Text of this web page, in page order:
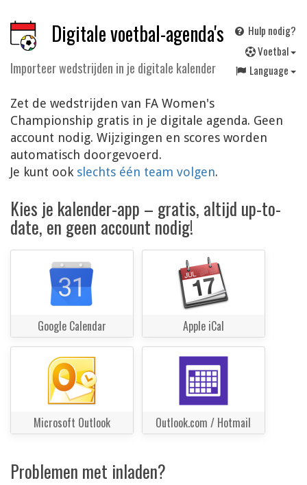
Digitale voetbal-agenda's
Importeer wedstrijden in je digitale kalender
Hulp nodig?
Voetbal
Language
Zet de wedstrijden van FA Women's
Championship gratis in je digitale agenda. Geen
account nodig. Wijzigingen en scores worden
automatisch doorgevoerd.
Je kunt ook slechts één team volgen.
Kies je kalender-app – gratis, altijd up-to-
date, en geen account nodig!
Google Calendar Apple iCal
Microsoft Outlook Outlook.com / Hotmail
Problemen met inladen?